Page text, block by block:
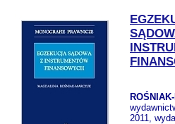
2011,